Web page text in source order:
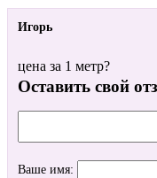
Игорь
цена за 1 метр?
Оставить свой
Ваше имя: